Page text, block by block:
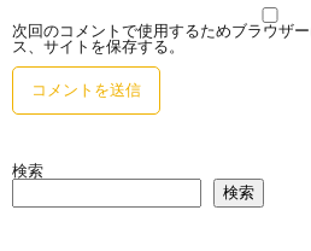
次回のコメントで使用するためブラウザ
ス、サイトを保存する。
検索
検索